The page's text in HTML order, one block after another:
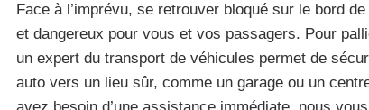
Face à l’imprévu, se retrouver bloqué sur le bord
et dangereux pour vous et vos passagers. Pour
un expert du transport de véhicules permet de
auto vers un lieu sûr, comme un garage ou un